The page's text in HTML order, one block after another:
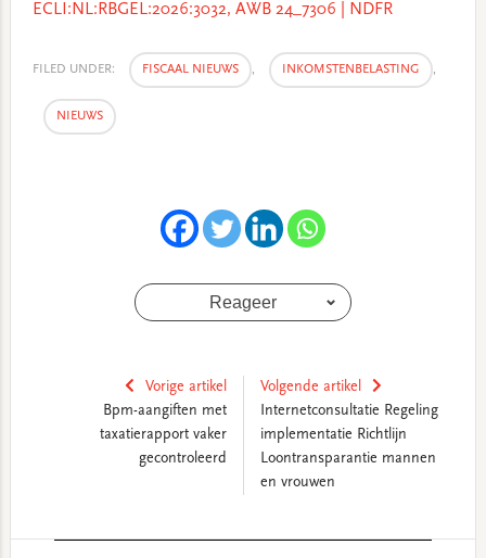
ECLI:NL:RBGEL:2026:3032, AWB 24_7306 | NDFR
FILED UNDER: FISCAAL NIEUWS , INKOMSTENBELASTING ,
NIEUWS
Reageer
Vorige artikel
Bpm-aangiften met
taxatierapport vaker
gecontroleerd
Volgende artikel
Internetconsultatie Regeling
implementatie Richtlijn
Loontransparantie mannen
en vrouwen